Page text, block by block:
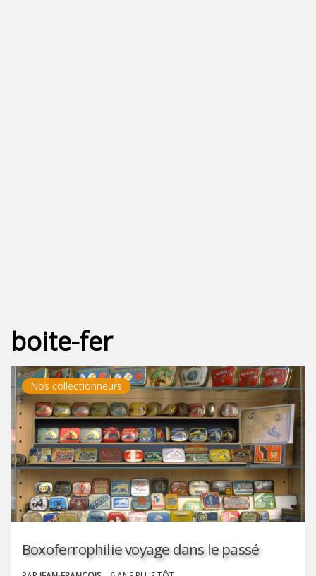
boite-fer
Nos collectionneurs
Boxoferrophilie voyage dans le passé